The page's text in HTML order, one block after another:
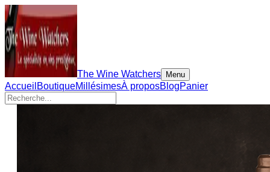
The Wine Watchers Menu
Accueil BoutiqueMillésimesÀ proposBlogPanier